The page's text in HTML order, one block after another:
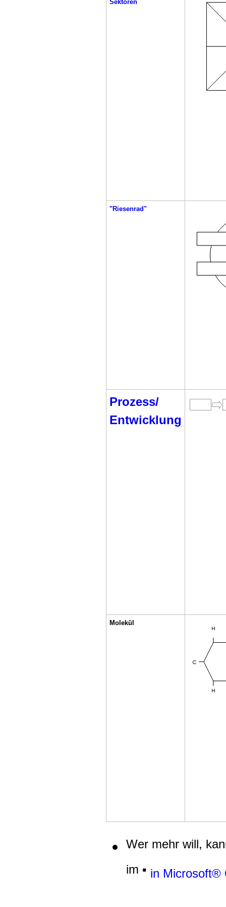
Sektoren
"Riesenrad"
Prozess/
Entwicklung
Molekül
Wer mehr will,
im ▪ in Microsoft®